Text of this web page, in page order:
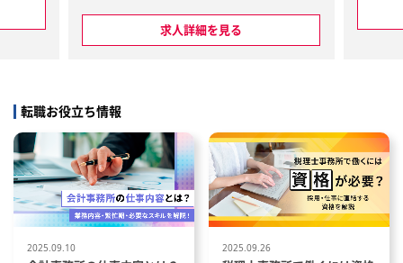
ます。
で腰を
望すれ
・相続・贈与業務
・飲食業コンサルティング
求人詳細を見る
転職お役立ち情報
2025.09.10 2025.09.26